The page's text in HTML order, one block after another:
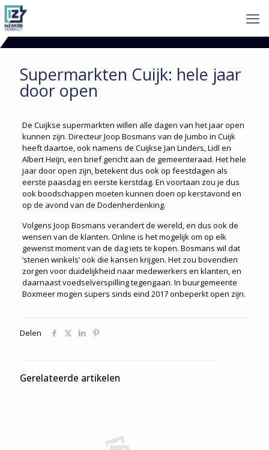
Supermarkten Cuijk: hele jaar
door open
De Cuijkse supermarkten willen alle dagen van het jaar open
kunnen zijn. Directeur Joop Bosmans van de Jumbo in Cuijk
heeft daartoe, ook namens de Cuijkse Jan Linders, Lidl en
Albert Heijn, een brief gericht aan de gemeenteraad. Het hele
jaar door open zijn, betekent dus ook op feestdagen als
eerste paasdag en eerste kerstdag. En voortaan zou je dus
ook boodschappen moeten kunnen doen op kerstavond en
op de avond van de Dodenherdenking.
Volgens Joop Bosmans verandert de wereld, en dus ook de
wensen van de klanten. Online is het mogelijk om op elk
gewenst moment van de dag iets te kopen. Bosmans wil dat
‘stenen winkels’ ook die kansen krijgen. Het zou bovendien
zorgen voor duidelijkheid naar medewerkers en klanten, en
daarnaast voedselverspilling tegengaan. In buurgemeente
Boxmeer mogen supers sinds eind 2017 onbeperkt open zijn.
Delen
Gerelateerde artikelen